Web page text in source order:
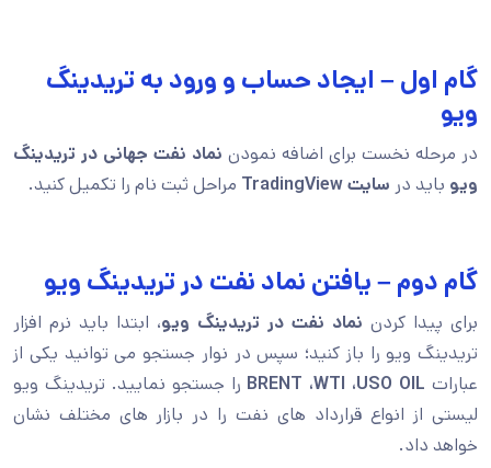
گام اول – ایجاد حساب و ورود به تریدینگ
ویو
در مرحله نخست برای اضافه نمودن نماد نفت جهانی در تریدینگ
ویو باید در سایت TradingView مراحل ثبت نام را تکمیل کنید.
گام دوم – یافتن نماد نفت در تریدینگ ویو
برای پیدا کردن نماد نفت در تریدینگ ویو، ابتدا باید نرم افزار
تریدینگ ویو را باز کنید؛ سپس در نوار جستجو می توانید یکی از
عبارات BRENT ،WTI ،USO OIL را جستجو نمایید. تریدینگ ویو
لیستی از انواع قرارداد های نفت را در بازار های مختلف نشان
خواهد داد.